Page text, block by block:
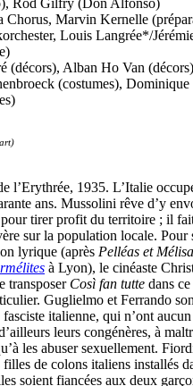
Rod Gilfry (Don Alfonso)
Chorus, Marvin Kernelle
Louis Langrée*/
(décors), Alban Ho Van
(costumes), Dominique
l’Erythrée, 1935. L’Italie
ans. Mussolini rêve d’y
tirer profit du territoire ; il
sur la population locale. Pour
lyrique (après Pelléas et
à Lyon), le cinéaste
transposer Così fan tutte dans
Guglielmo et Ferrando
fasciste italienne, qui n’ont aucun
leurs congénères, à
les abuser sexuellement.
de colons italiens installés
soient fiancées aux deux